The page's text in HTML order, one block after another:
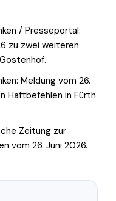
/ Presseportal:
zu zwei weiteren
Meldung vom 26.
Haftbefehlen in Fürth
Zeitung zur
vom 26. Juni 2026.